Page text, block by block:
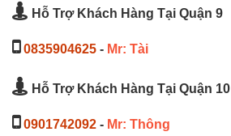
Hỗ Trợ Khách Hàng Tại Quận 9
0835904625 - Mr: Tài
Hỗ Trợ Khách Hàng Tại Quận 10
0901742092 - Mr: Thông